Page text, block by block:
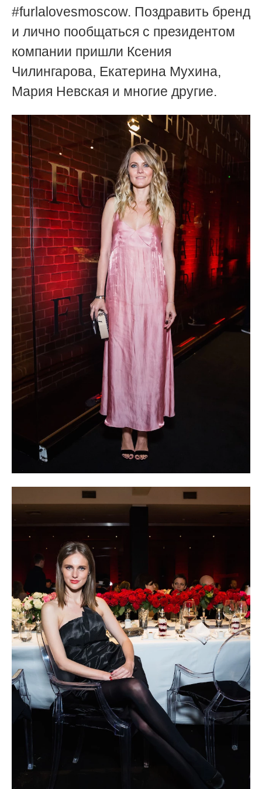
#furlalovesmoscow. Поздравить бренд
и лично пообщаться с президентом
компании пришли Ксения
Чилингарова, Екатерина Мухина,
Мария Невская и многие другие.